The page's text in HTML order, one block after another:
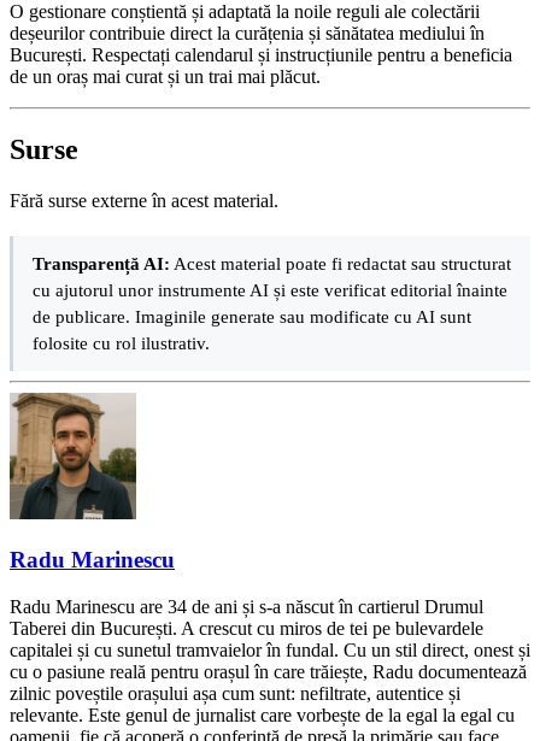
O gestionare conștientă și adaptată la noile reguli ale colectării
deșeurilor contribuie direct la curățenia și sănătatea mediului în
București. Respectați calendarul și instrucțiunile pentru a beneficia
de un oraș mai curat și un trai mai plăcut.
Surse
Fără surse externe în acest material.
Transparență AI: Acest material poate fi redactat sau structurat
cu ajutorul unor instrumente AI și este verificat editorial înainte
de publicare. Imaginile generate sau modificate cu AI sunt
folosite cu rol ilustrativ.
Radu Marinescu
Radu Marinescu are 34 de ani și s-a născut în cartierul Drumul
Taberei din București. A crescut cu miros de tei pe bulevardele
capitalei și cu sunetul tramvaielor în fundal. Cu un stil direct, onest și
cu o pasiune reală pentru orașul în care trăiește, Radu documentează
zilnic poveștile orașului așa cum sunt: nefiltrate, autentice și
relevante. Este genul de jurnalist care vorbește de la egal la egal cu
oamenii, fie că acoperă o conferință de presă la primărie sau face